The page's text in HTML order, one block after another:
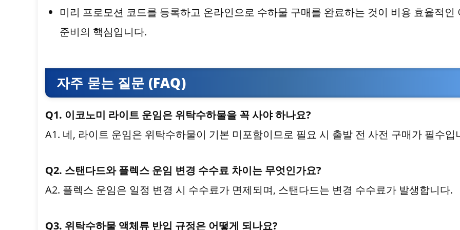
미리 프로모션 코드를 등록하고 온라인으로 수하물 구매를 완료하는 것이 비용 효율적인
준비의 핵심입니다.
자주 묻는 질문 (FAQ)
Q1. 이코노미 라이트 운임은 위탁수하물을 꼭 사야 하나요?
A1. 네, 라이트 운임은 위탁수하물이 기본 미포함이므로 필요 시 출발 전 사전 구매가 필수입
Q2. 스탠다드와 플렉스 운임 변경 수수료 차이는 무엇인가요?
A2. 플렉스 운임은 일정 변경 시 수수료가 면제되며, 스탠다드는 변경 수수료가 발생합니다.
Q3. 위탁수하물 액체류 반입 규정은 어떻게 되나요?